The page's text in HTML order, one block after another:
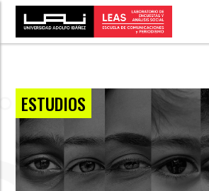
ESTUDIOS